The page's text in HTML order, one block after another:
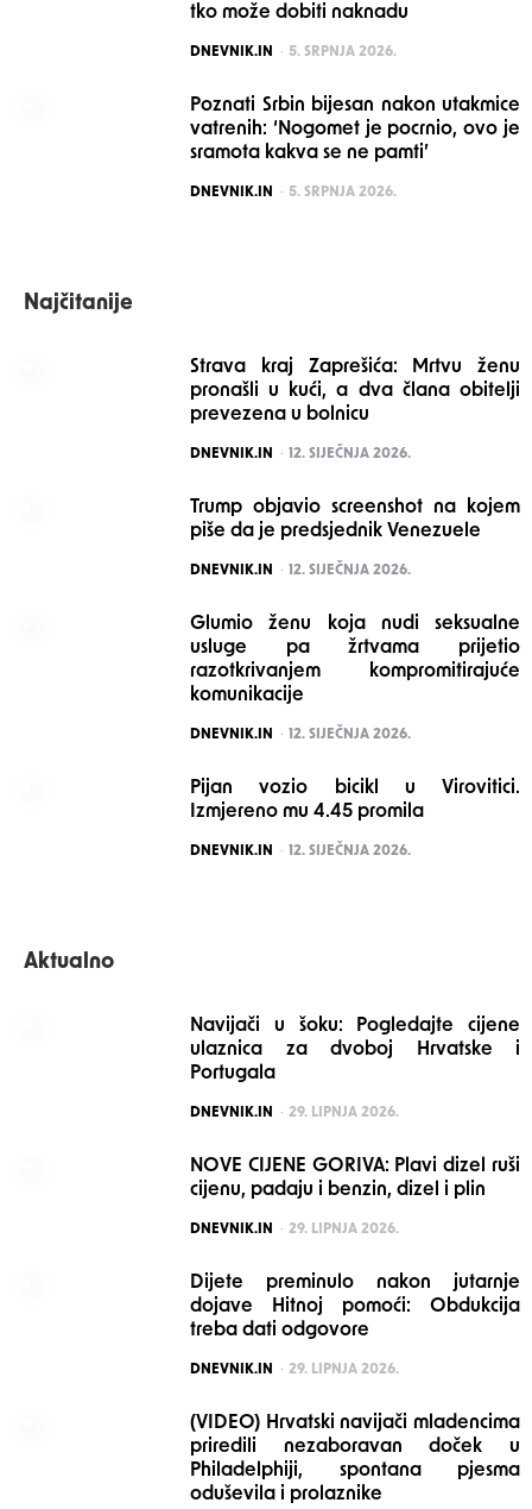
tko može dobiti naknadu
POSTED
DNEVNIK.IN 5. SRPNJA 2026.
Poznati Srbin bijesan nakon utakmice
vatrenih: ‘Nogomet je pocrnio, ovo je
sramota kakva se ne pamti’
POSTED
DNEVNIK.IN 5. SRPNJA 2026.
Najčitanije
Strava kraj Zaprešića: Mrtvu ženu
pronašli u kući, a dva člana obitelji
prevezena u bolnicu
POSTED
DNEVNIK.IN 12. SIJEČNJA 2026.
Trump objavio screenshot na kojem
piše da je predsjednik Venezuele
POSTED
DNEVNIK.IN 12. SIJEČNJA 2026.
Glumio ženu koja nudi seksualne
usluge pa žrtvama prijetio
razotkrivanjem kompromitirajuće
komunikacije
POSTED
DNEVNIK.IN 12. SIJEČNJA 2026.
Pijan vozio bicikl u Virovitici.
Izmjereno mu 4.45 promila
POSTED
DNEVNIK.IN 12. SIJEČNJA 2026.
Aktualno
Navijači u šoku: Pogledajte cijene
ulaznica za dvoboj Hrvatske i
Portugala
POSTED
DNEVNIK.IN 29. LIPNJA 2026.
NOVE CIJENE GORIVA: Plavi dizel ruši
cijenu, padaju i benzin, dizel i plin
POSTED
DNEVNIK.IN 29. LIPNJA 2026.
Dijete preminulo nakon jutarnje
dojave Hitnoj pomoći: Obdukcija
treba dati odgovore
POSTED
DNEVNIK.IN 29. LIPNJA 2026.
(VIDEO) Hrvatski navijači mladencima
priredili nezaboravan doček u
Philadelphiji, spontana pjesma
oduševila i prolaznike